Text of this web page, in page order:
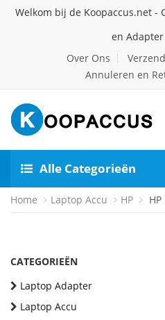
Welkom bij de Koopaccus.net -
en
Over Ons
Annuleren en
Alle Categorieën
Home Laptop Accu HP
CATEGORIEËN
Laptop Adapter
Laptop Accu